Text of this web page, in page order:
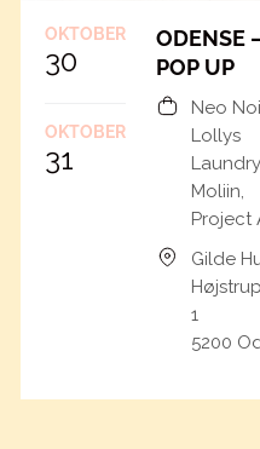
OKTOBER
30
OKTOBER
31
ODENSE
POP UP
Neo
Lollys
Moliin,
Project
Gilde
1
5200